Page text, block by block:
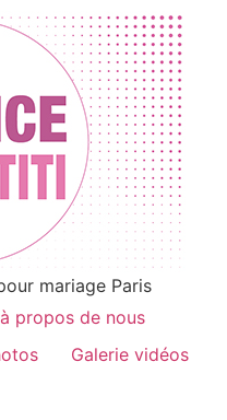
mariage Paris
à propos de nous
Galerie vidéos